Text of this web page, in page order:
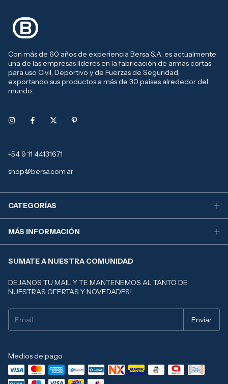
Con más de 60 años de experiencia Bersa S.A. es actualmente
una de las empresas líderes en la fabricación de armas cortas
para uso Civil, Deportivo y de Fuerzas de Seguridad,
exportando sus productos a más de 30 países alrededor del
mundo.
+54 9 11 44131671
shop@bersa.com.ar
CATEGORÍAS
MÁS INFORMACIÓN
SUMATE A NUESTRA COMUNIDAD
DEJANOS TU MAIL Y TE MANTENEMOS AL TANTO DE
NUESTRAS OFERTAS Y NOVEDADES!
Medios de pago